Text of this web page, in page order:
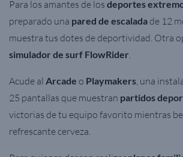
Para los amantes de los deportes
preparado una pared de escaladade 12
muestra tus dotes de deportividad. Otra
simulador de surf FlowRider.
Acude al Arcade o Playmakers, una
25 pantallas que muestran partidos
victorias detu equipo favorito mientras
refrescante cerveza.